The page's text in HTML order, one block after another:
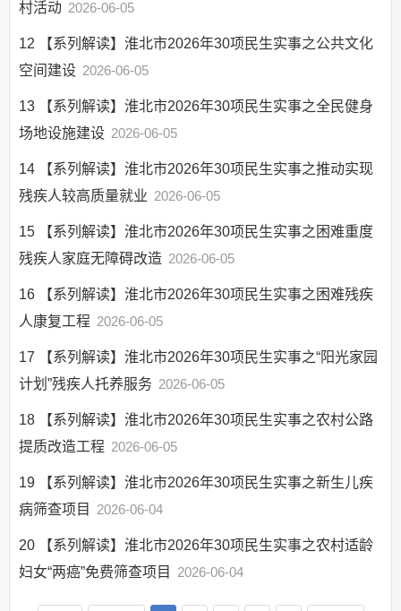
村活动 2026-06-05
12
【系列解读】淮北市2026年30项民生实事之公共文化
空间建设 2026-06-05
13
【系列解读】淮北市2026年30项民生实事之全民健身
场地设施建设 2026-06-05
14
【系列解读】淮北市2026年30项民生实事之推动实现
残疾人较高质量就业 2026-06-05
15
【系列解读】淮北市2026年30项民生实事之困难重度
残疾人家庭无障碍改造 2026-06-05
16
【系列解读】淮北市2026年30项民生实事之困难残疾
人康复工程 2026-06-05
17
【系列解读】淮北市2026年30项民生实事之“阳光家园
计划”残疾人托养服务 2026-06-05
18
【系列解读】淮北市2026年30项民生实事之农村公路
提质改造工程 2026-06-05
19
【系列解读】淮北市2026年30项民生实事之新生儿疾
病筛查项目 2026-06-04
20
【系列解读】淮北市2026年30项民生实事之农村适龄
妇女“两癌”免费筛查项目 2026-06-04